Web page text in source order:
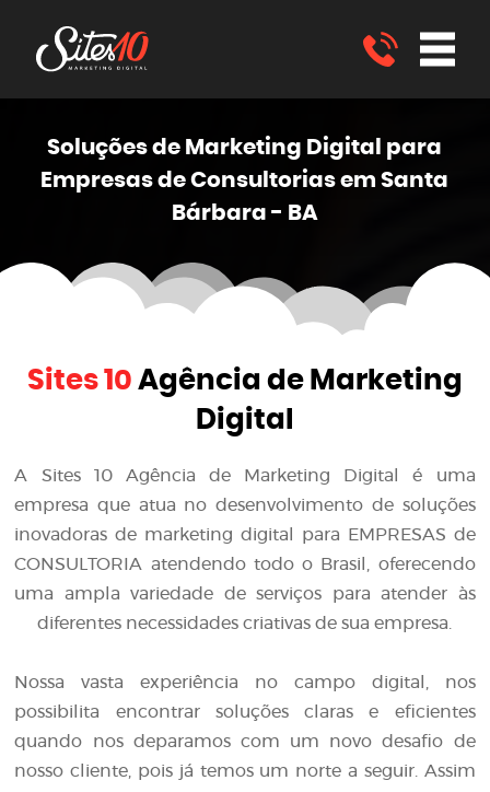
Soluções de Marketing Digital para
Empresas de Consultorias em Santa
Bárbara - BA
Sites 10 Agência de Marketing
Digital
A Sites 10 Agência de Marketing Digital
é uma
empresa que atua no desenvolvimento de soluções
inovadoras de marketing digital para EMPRESAS de
CONSULTORIA atendendo todo o Brasil, oferecendo
uma ampla variedade de serviços para atender às
diferentes necessidades criativas de sua empresa.
Nossa vasta experiência no campo digital, nos
possibilita encontrar soluções claras e eficientes
quando nos deparamos com um novo desafio de
nosso cliente, pois já temos um norte a seguir. Assim